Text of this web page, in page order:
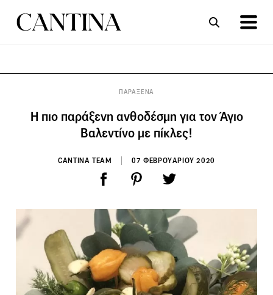
ΠΑΡΑΞΕΝΑ
Η πιο παράξενη ανθοδέσμη για τον Άγιο
Βαλεντίνο με πίκλες!
CANTINA TEAM 07 ΦΕΒΡΟΥΑΡΙΟΥ 2020